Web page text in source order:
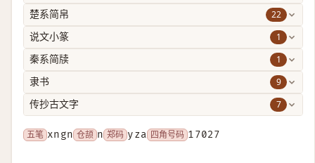
楚系简帛 22
说文小篆 1
秦系简牍 1
隶书 9
传抄古文字 7
五笔 xngn 仓颉 n 郑码 yza 四角号码 17027